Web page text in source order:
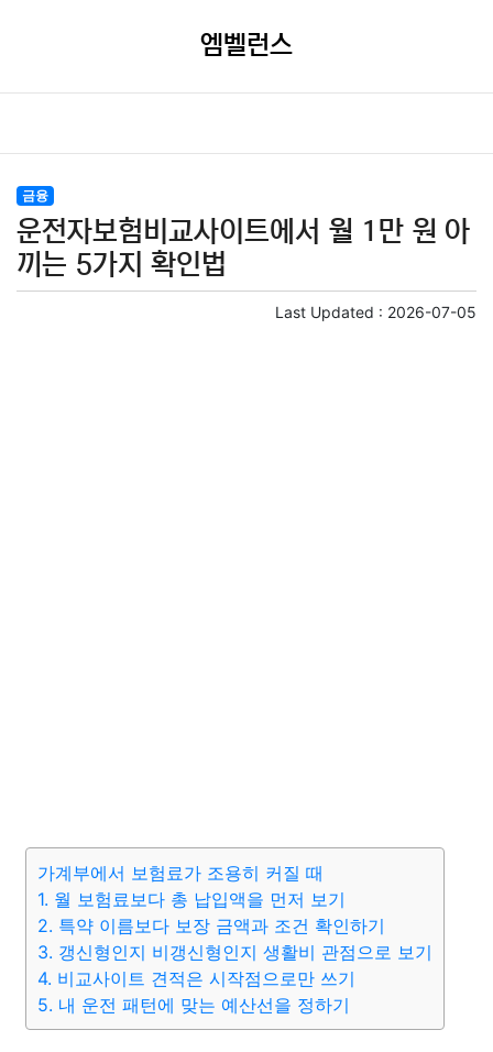
엠벨런스
금융
운전자보험비교사이트에서 월 1만 원 아
끼는 5가지 확인법
Last Updated : 2026-07-05
가계부에서 보험료가 조용히 커질 때
1. 월 보험료보다 총 납입액을 먼저 보기
2. 특약 이름보다 보장 금액과 조건 확인하기
3. 갱신형인지 비갱신형인지 생활비 관점으로 보기
4. 비교사이트 견적은 시작점으로만 쓰기
5. 내 운전 패턴에 맞는 예산선을 정하기